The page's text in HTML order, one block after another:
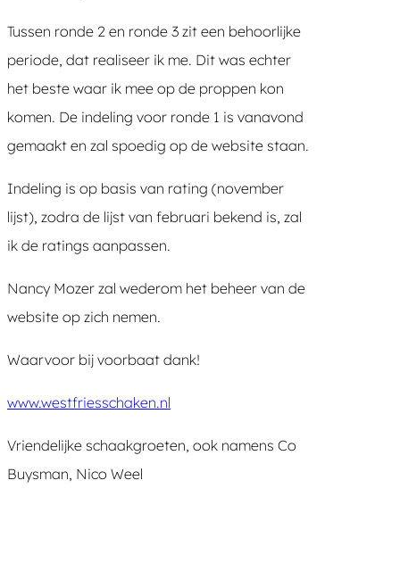
Tussen ronde 2 en ronde 3 zit een behoorlijke
periode, dat realiseer ik me. Dit was echter
het beste waar ik mee op de proppen kon
komen. De indeling voor ronde 1 is vanavond
gemaakt en zal spoedig op de website staan.
Indeling is op basis van rating (november
lijst), zodra de lijst van februari bekend is, zal
ik de ratings aanpassen.
Nancy Mozer zal wederom het beheer van de
website op zich nemen.
Waarvoor bij voorbaat dank!
www.westfriesschaken.nl
Vriendelijke schaakgroeten, ook namens Co
Buysman, Nico Weel